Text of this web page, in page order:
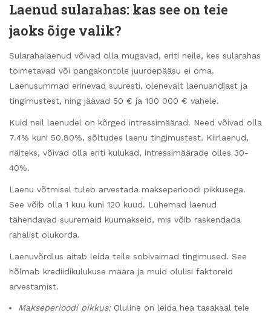
Laenud sularahas: kas see on teie
jaoks õige valik?
Sularahalaenud võivad olla mugavad, eriti neile, kes sularahas
toimetavad või pangakontole juurdepääsu ei oma.
Laenusummad erinevad suuresti, olenevalt laenuandjast ja
tingimustest, ning jäävad 50 € ja 100 000 € vahele.
Kuid neil laenudel on kõrged intressimäärad. Need võivad olla
7.4% kuni 50.80%, sõltudes laenu tingimustest. Kiirlaenud,
näiteks, võivad olla eriti kulukad, intressimäärade olles 30-
40%.
Laenu võtmisel tuleb arvestada makseperioodi pikkusega.
See võib olla 1 kuu kuni 120 kuud. Lühemad laenud
tähendavad suuremaid kuumakseid, mis võib raskendada
rahalist olukorda.
Laenuvõrdlus aitab leida teile sobivaimad tingimused. See
hõlmab krediidikulukuse määra ja muid olulisi faktoreid
arvestamist.
Makseperioodi pikkus:Oluline on leida hea tasakaal teie